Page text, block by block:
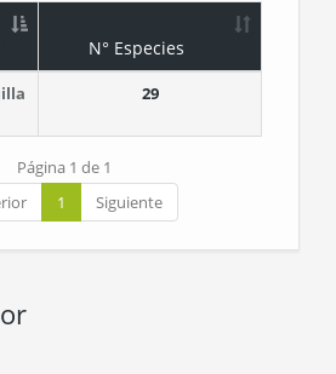
N° Especies
29
Página 1 de 1
1 Siguiente